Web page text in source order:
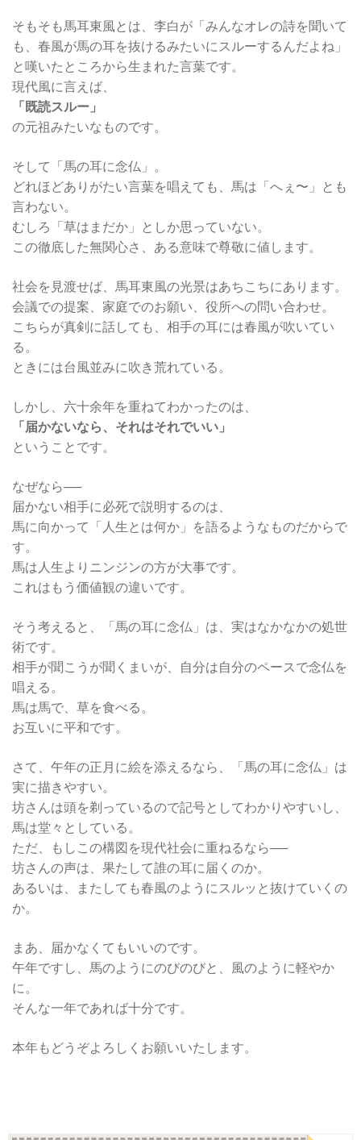
そもそも馬耳東風とは、李白が「みんなオレの詩を聞いて
も、春風が馬の耳を抜けるみたいにスルーするんだよね」
と嘆いたところから生まれた言葉です。
現代風に言えば、
「既読スルー」
の元祖みたいなものです。
そして「馬の耳に念仏」。
どれほどありがたい言葉を唱えても、馬は「へぇ〜」とも
言わない。
むしろ「草はまだか」としか思っていない。
この徹底した無関心さ、ある意味で尊敬に値します。
社会を見渡せば、馬耳東風の光景はあちこちにあります。
会議での提案、家庭でのお願い、役所への問い合わせ。
こちらが真剣に話しても、相手の耳には春風が吹いてい
る。
ときには台風並みに吹き荒れている。
しかし、六十余年を重ねてわかったのは、
「届かないなら、それはそれでいい」
ということです。
なぜなら──
届かない相手に必死で説明するのは、
馬に向かって「人生とは何か」を語るようなものだからで
す。
馬は人生よりニンジンの方が大事です。
これはもう価値観の違いです。
そう考えると、「馬の耳に念仏」は、実はなかなかの処世
術です。
相手が聞こうが聞くまいが、自分は自分のペースで念仏を
唱える。
馬は馬で、草を食べる。
お互いに平和です。
さて、午年の正月に絵を添えるなら、「馬の耳に念仏」は
実に描きやすい。
坊さんは頭を剃っているので記号としてわかりやすいし、
馬は堂々としている。
ただ、もしこの構図を現代社会に重ねるなら──
坊さんの声は、果たして誰の耳に届くのか。
あるいは、またしても春風のようにスルッと抜けていくの
か。
まあ、届かなくてもいいのです。
午年ですし、馬のようにのびのびと、風のように軽やか
に。
そんな一年であれば十分です。
本年もどうぞよろしくお願いいたします。